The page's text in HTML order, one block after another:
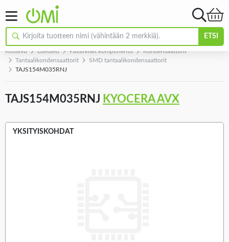
ETSI
Kotisivu Luettelo Passiiviset komponentit
Kondensaattorit
Tantaalikondensaattorit
SMD tantaalikondensaattorit
TAJS154M035RNJ
TAJS154M035RNJ KYOCERA AVX
YKSITYISKOHDAT